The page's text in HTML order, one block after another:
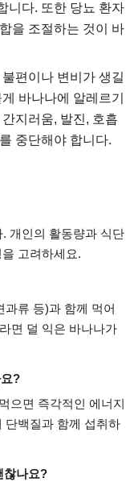
니다. 또한 당뇨 환자
을 조절하는 것이 바
편이나 변비가 생길
바나나에 알레르기
지러움, 발진, 호흡
중단해야 합니다.
개인의 활동량과 식단
고려하세요.
류 등)과 함께 먹어
면 덜 익은 바나나가
?
으면 즉각적인 에너지
단백질과 함께 섭취하
찮나요?